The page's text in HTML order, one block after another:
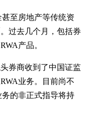
至房地产等传统资
过去几个月，包括券
产品。
券商收到了中国证监
业务。目前尚不
的非正式指导将持